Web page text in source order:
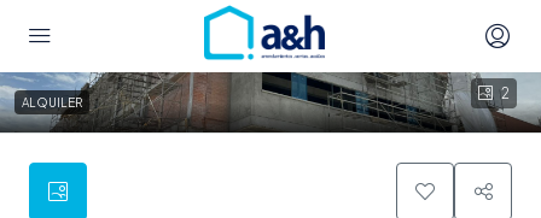
2
ALQUILER